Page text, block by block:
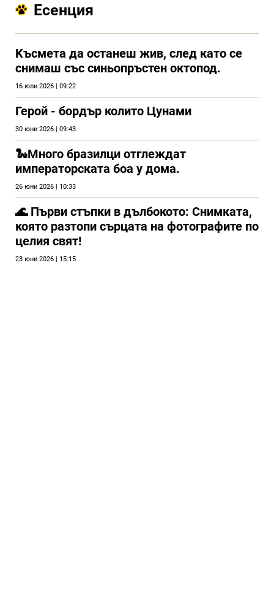
Есенция
Kъсмета да останеш жив, след като се
снимаш със синьопръстен октопод.
16 юли 2026 | 09:22
Герой - бордър колито Цунами
30 юни 2026 | 09:43
🐍Много бразилци отглеждат
императорската боа у дома.
26 юни 2026 | 10:33
🌊 Първи стъпки в дълбокото: Снимката,
която разтопи сърцата на фотографите по
целия свят!
23 юни 2026 | 15:15